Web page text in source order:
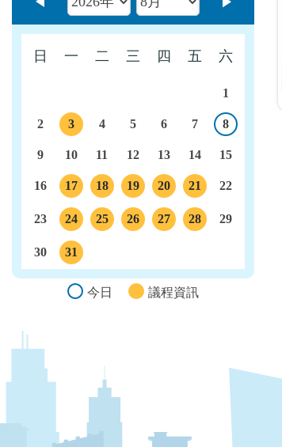
上個月
日 一 二 三 四 五 六
1
2
3
4 5 6 7
8
9
10 11 12 13 14 15
16
17
議程
18
議程
19
議程
20
議程
21
議程
22
23
24
議程
25
26
27
28
29
30
31
今日
議程資訊